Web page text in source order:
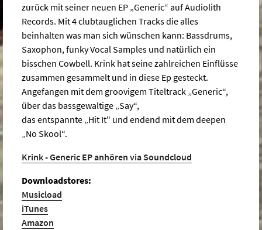
zurück mit seiner neuen EP „Generic“ auf Audiolith
Records. Mit 4 clubtauglichen Tracks die alles
beinhalten was man sich wünschen kann: Bassdrums,
Saxophon, funky Vocal Samples und natürlich ein
bisschen Cowbell. Krink hat seine zahlreichen Einflüsse
zusammen gesammelt und in diese Ep gesteckt.
Angefangen mit dem groovigem Titeltrack „Generic“,
über das bassgewaltige „Say“,
das entspannte „Hit It" und endend mit dem deepen
„No Skool“.
Krink - Generic EP anhören via Soundcloud
Downloadstores:
Musicload
iTunes
Amazon